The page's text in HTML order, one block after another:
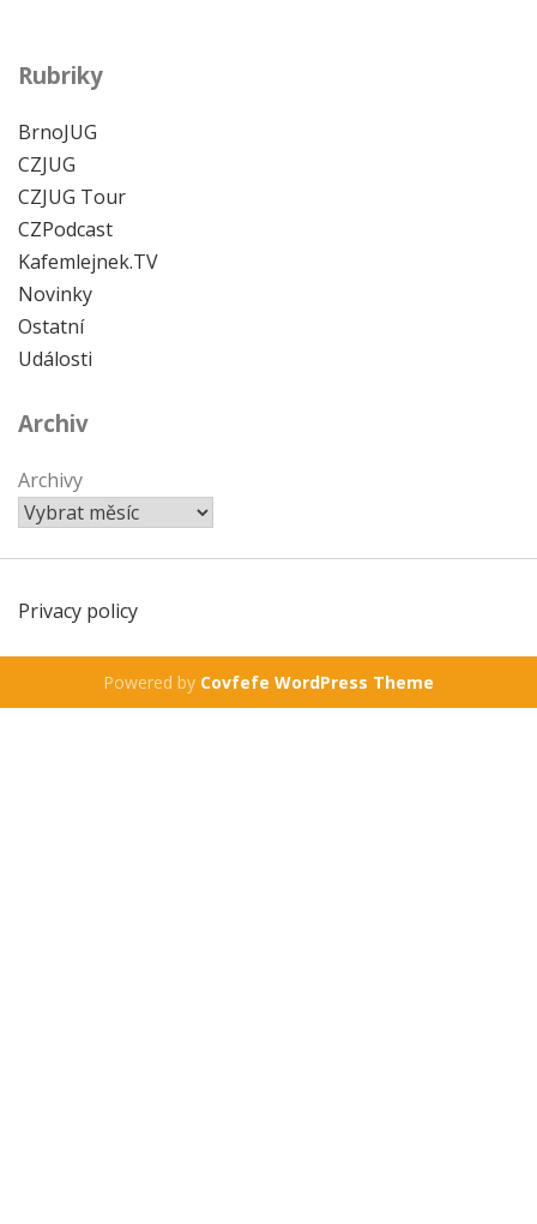
Rubriky
BrnoJUG
CZJUG
CZJUG Tour
CZPodcast
Kafemlejnek.TV
Novinky
Ostatní
Události
Archiv
Archivy
Privacy policy
Powered by Covfefe WordPress Theme